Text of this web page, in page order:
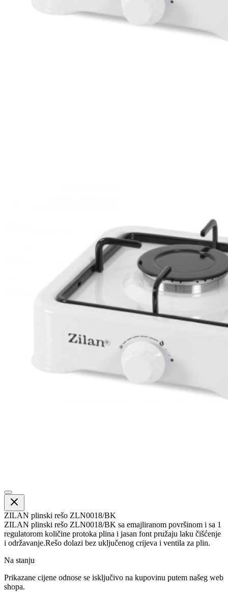
ZILAN plinski rešo ZLN0018/BK
ZILAN plinski rešo ZLN0018/BK sa emajliranom površinom i sa 1
regulatorom količine protoka plina i jasan font pružaju laku čišćenje
i održavanje.Rešo dolazi bez uključenog crijeva i ventila za plin.
Na stanju
Prikazane cijene odnose se isključivo na kupovinu putem našeg web
shopa.